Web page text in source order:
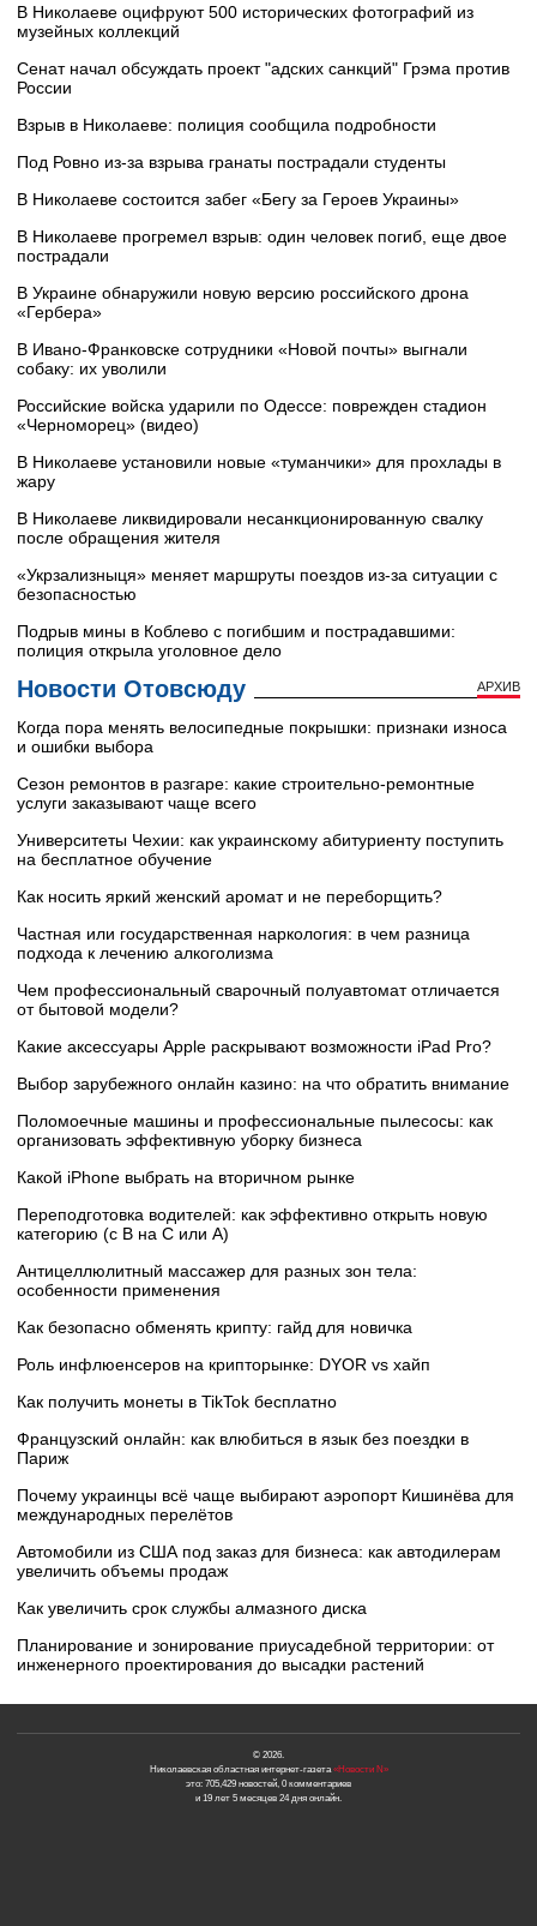
В Николаеве оцифруют 500 исторических фотографий из
музейных коллекций
Сенат начал обсуждать проект "адских санкций" Грэма против
России
Взрыв в Николаеве: полиция сообщила подробности
Под Ровно из-за взрыва гранаты пострадали студенты
В Николаеве состоится забег «Бегу за Героев Украины»
В Николаеве прогремел взрыв: один человек погиб, еще двое
пострадали
В Украине обнаружили новую версию российского дрона
«Гербера»
В Ивано-Франковске сотрудники «Новой почты» выгнали
собаку: их уволили
Российские войска ударили по Одессе: поврежден стадион
«Черноморец» (видео)
В Николаеве установили новые «туманчики» для прохлады в
жару
В Николаеве ликвидировали несанкционированную свалку
после обращения жителя
«Укрзализныця» меняет маршруты поездов из-за ситуации с
безопасностью
Подрыв мины в Коблево с погибшим и пострадавшими:
полиция открыла уголовное дело
Новости Отовсюду АРХИВ
Когда пора менять велосипедные покрышки: признаки износа
и ошибки выбора
Сезон ремонтов в разгаре: какие строительно-ремонтные
услуги заказывают чаще всего
Университеты Чехии: как украинскому абитуриенту поступить
на бесплатное обучение
Как носить яркий женский аромат и не переборщить?
Частная или государственная наркология: в чем разница
подхода к лечению алкоголизма
Чем профессиональный сварочный полуавтомат отличается
от бытовой модели?
Какие аксессуары Apple раскрывают возможности iPad Pro?
Выбор зарубежного онлайн казино: на что обратить внимание
Поломоечные машины и профессиональные пылесосы: как
организовать эффективную уборку бизнеса
Какой iPhone выбрать на вторичном рынке
Переподготовка водителей: как эффективно открыть новую
категорию (с B на C или А)
Антицеллюлитный массажер для разных зон тела:
особенности применения
Как безопасно обменять крипту: гайд для новичка
Роль инфлюенсеров на крипторынке: DYOR vs хайп
Как получить монеты в TikTok бесплатно
Французский онлайн: как влюбиться в язык без поездки в
Париж
Почему украинцы всё чаще выбирают аэропорт Кишинёва для
международных перелётов
Автомобили из США под заказ для бизнеса: как автодилерам
увеличить объемы продаж
Как увеличить срок службы алмазного диска
Планирование и зонирование приусадебной территории: от
инженерного проектирования до высадки растений
© 2026.
Николаевская областная интернет-газета «Новости N»
это: 705,429 новостей, 0 комментариев
и 19 лет 5 месяцев 24 дня онлайн.